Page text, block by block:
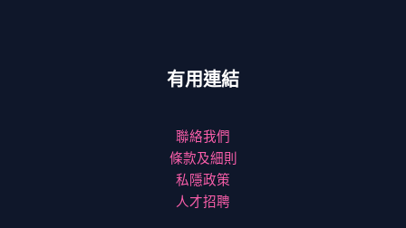
有用連結
聯絡我們
條款及細則
私隱政策
人才招聘